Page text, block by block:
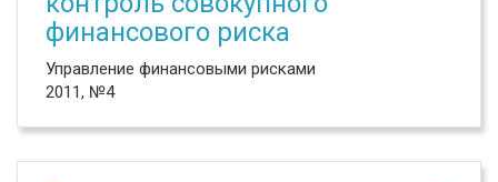
финансового риска
Управление финансовыми рисками
2011, №4